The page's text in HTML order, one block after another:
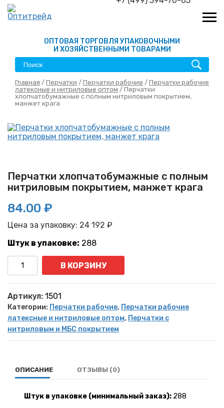
ОПТОВАЯ ТОРГОВЛЯ УПАКОВОЧНЫМИ
И ХОЗЯЙСТВЕННЫМИ ТОВАРАМИ
Главная / Перчатки / Перчатки рабочие / Перчатки рабочие
латексные и нитриловые оптом / Перчатки
хлопчатобумажные с полным нитриловым покрытием,
манжет крага
Перчатки хлопчатобумажные с полным
нитриловым покрытием, манжет крага
84.00 ₽
Цена за упаковку: 24 192 ₽
Штук в упаковке: 288
Количество
В КОРЗИНУ
Артикул: 1501
Категории: Перчатки рабочие, Перчатки рабочие
латексные и нитриловые оптом, Перчатки с
нитриловым и МБС покрытием
ОПИСАНИЕ ОТЗЫВЫ (0)
Штук в упаковке (минимальный заказ): 288